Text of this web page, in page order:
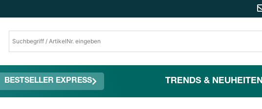
BESTSELLER EXPRESS TRENDS & NEUHEITEN